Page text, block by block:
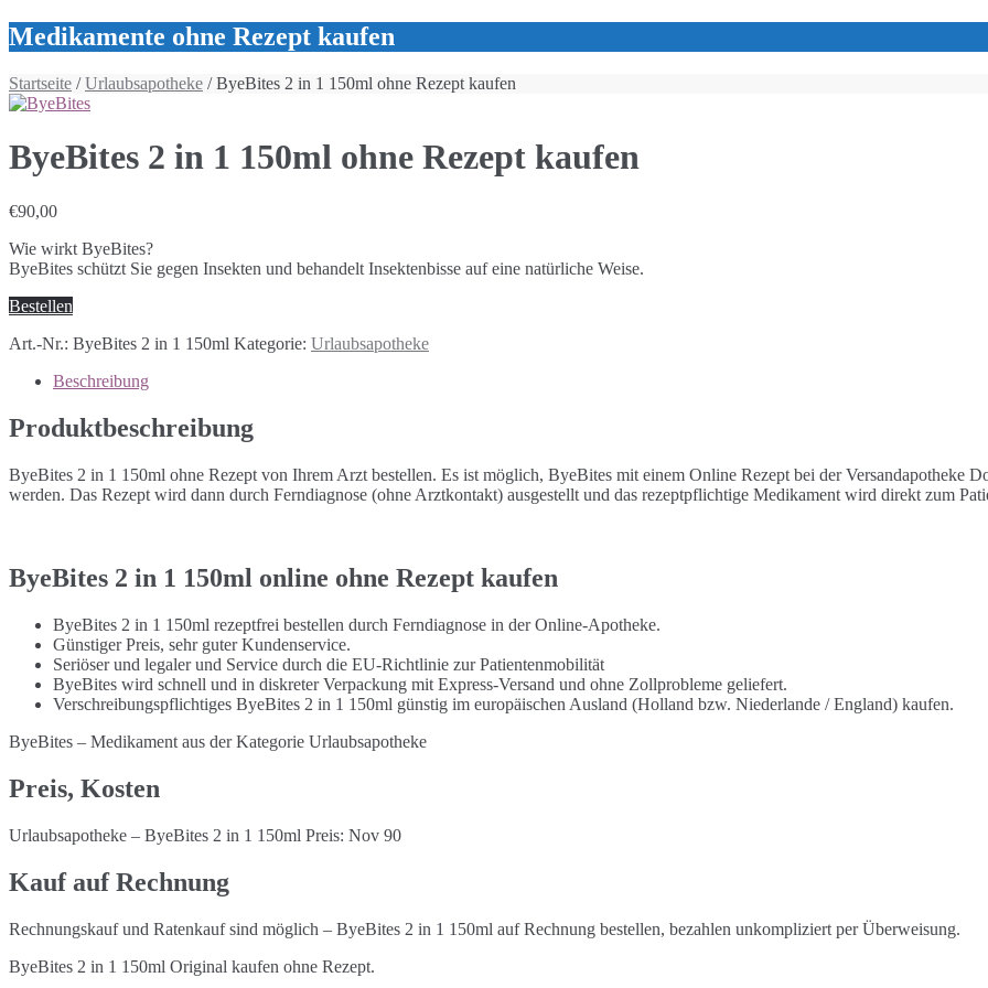
Medikamente ohne Rezept kaufen
Startseite /Urlaubsapotheke / ByeBites 2 in 1 150ml ohne Rezept kaufen
ByeBites 2 in 1 150ml ohne Rezept kaufen
€90,00
Wie wirkt ByeBites?
ByeBites schützt Sie gegen Insekten und behandelt Insektenbisse auf eine natürliche Weise.
Bestellen
Art.-Nr.: ByeBites 2 in 1 150ml Kategorie: Urlaubsapotheke
Beschreibung
Produktbeschreibung
ByeBites 2 in 1 150ml ohne Rezept von Ihrem Arzt bestellen. Es ist möglich, ByeBites mit einem Online Rezept bei der Versandapotheke
werden. Das Rezept wird dann durch Ferndiagnose (ohne Arztkontakt) ausgestellt und das rezeptpflichtige Medikament wird direkt zum
ByeBites 2 in 1 150ml online ohne Rezept kaufen
ByeBites 2 in 1 150ml rezeptfrei bestellen durch Ferndiagnose in der Online-Apotheke.
Günstiger Preis, sehr guter Kundenservice.
Seriöser und legaler und Service durch die EU-Richtlinie zur Patientenmobilität
ByeBites wird schnell und in diskreter Verpackung mit Express-Versand und ohne Zollprobleme geliefert.
Verschreibungspflichtiges ByeBites 2 in 1 150ml günstig im europäischen Ausland (Holland bzw. Niederlande / England) kaufen.
ByeBites – Medikament aus der Kategorie Urlaubsapotheke
Preis, Kosten
Urlaubsapotheke – ByeBites 2 in 1 150ml Preis: Nov 90
Kauf auf Rechnung
Rechnungskauf und Ratenkauf sind möglich – ByeBites 2 in 1 150ml auf Rechnung bestellen, bezahlen unkompliziert per Überweisung.
ByeBites 2 in 1 150ml Original kaufen ohne Rezept.